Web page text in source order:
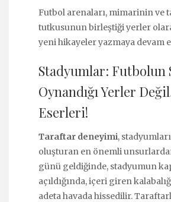
Futbol arenaları, mimarinin ve
tutkusunun birleştiği yerler
yeni hikayeler yazmaya devam
Stadyumlar: Futbolun
Oynandığı Yerler
Eserleri!
Taraftar deneyimi,
oluşturan en önemli
günü geldiğinde, stadyumun
açıldığında, içeri giren
adeta havada hissedilir.